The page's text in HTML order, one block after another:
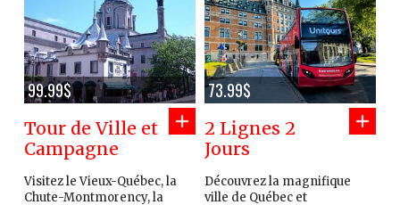
99.99$
Tour de Ville et
Campagne
Visitez le Vieux-Québec, la
Chute-Montmorency, la
73.99$
2 Lignes 2
Jours
Découvrez la magnifique
ville de Québec et